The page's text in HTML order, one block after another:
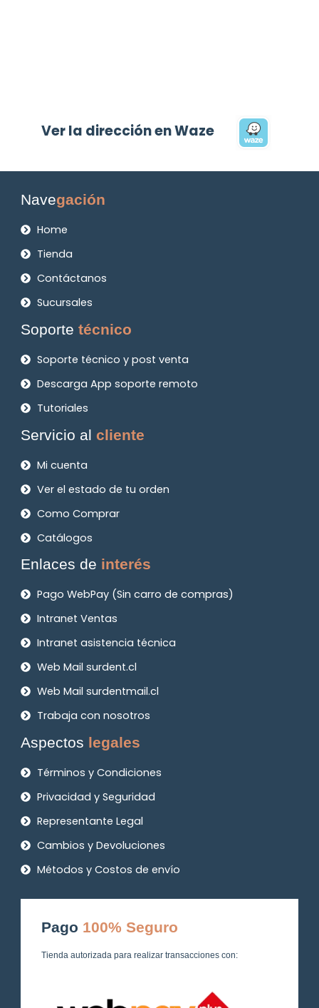
Ver la dirección en Waze
Navegación
Home
Tienda
Contáctanos
Sucursales
Soportetécnico
Soporte técnico y post venta
Descarga App soporte remoto
Tutoriales
Servicio alcliente
Mi cuenta
Ver el estado de tu orden
Como Comprar
Catálogos
Enlaces de interés
Pago WebPay (Sin carro de compras)
Intranet Ventas
Intranet asistencia técnica
Web Mail surdent.cl
Web Mail surdentmail.cl
Trabaja con nosotros
Aspectos legales
Términos y Condiciones
Privacidad y Seguridad
Representante Legal
Cambios y Devoluciones
Métodos y Costos de envío
Pago 100% Seguro
Tienda autorizada para realizar transacciones con: